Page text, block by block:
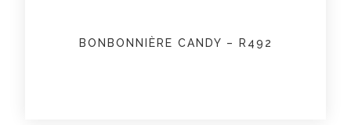
BONBONNIÈRE CANDY – R492